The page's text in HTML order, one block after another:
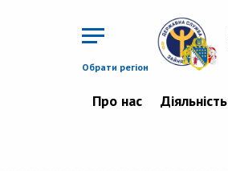
Обрати регіон
Про нас Діяльність